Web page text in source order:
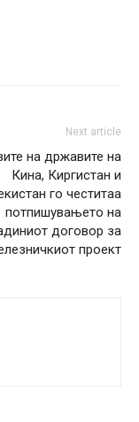
Next article
на државите на
Кина, Киргистан и
го честитаа
потпишувањето на
договор за
проект